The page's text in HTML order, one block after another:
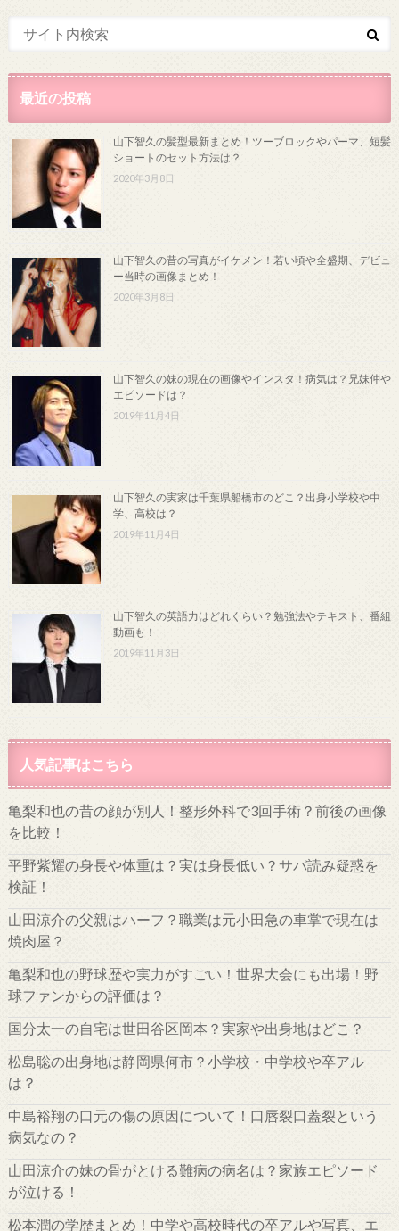
最近の投稿
山下智久の髪型最新まとめ！ツーブロックやパーマ、短髪
ショートのセット方法は？
2020年3月8日
山下智久の昔の写真がイケメン！若い頃や全盛期、デビュ
ー当時の画像まとめ！
2020年3月8日
山下智久の妹の現在の画像やインスタ！病気は？兄妹仲や
エピソードは？
2019年11月4日
山下智久の実家は千葉県船橋市のどこ？出身小学校や中
学、高校は？
2019年11月4日
山下智久の英語力はどれくらい？勉強法やテキスト、番組
動画も！
2019年11月3日
人気記事はこちら
亀梨和也の昔の顔が別人！整形外科で3回手術？前後の画像
を比較！
平野紫耀の身長や体重は？実は身長低い？サバ読み疑惑を
検証！
山田涼介の父親はハーフ？職業は元小田急の車掌で現在は
焼肉屋？
亀梨和也の野球歴や実力がすごい！世界大会にも出場！野
球ファンからの評価は？
国分太一の自宅は世田谷区岡本？実家や出身地はどこ？
松島聡の出身地は静岡県何市？小学校・中学校や卒アル
は？
中島裕翔の口元の傷の原因について！口唇裂口蓋裂という
病気なの？
山田涼介の妹の骨がとける難病の病名は？家族エピソード
が泣ける！
松本潤の学歴まとめ！中学や高校時代の卒アルや写真、エ